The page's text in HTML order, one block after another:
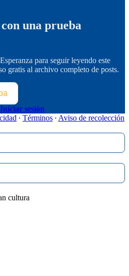
una prueba
para seguir leyendo este
gratis al archivo completo de posts.
Iniciar sesión
∙ Términos ∙ Aviso de recolección
cultura